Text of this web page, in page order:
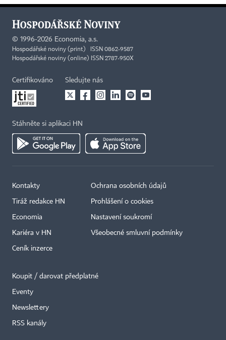
© 1996-2026 Economia, a.s.
Hospodářské noviny (print) ISSN 0862-9587
Hospodářské noviny (online) ISSN 2787-950X
Certifikováno Sledujte nás
Stáhněte si aplikaci HN
Kontakty
Tiráž redakce HN
Economia
Kariéra v HN
Ceník inzerce
Ochrana osobních údajů
Prohlášení o cookies
Nastavení soukromí
Všeobecné smluvní podmínky
Koupit / darovat předplatné
Eventy
Newslettery
RSS kanály